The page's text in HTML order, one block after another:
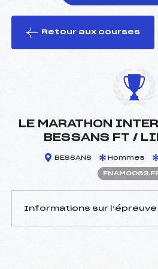
le ski
Retour aux courses
LE MARATHON
BESSANS FT /
BESSANS Hommes
Informations sur l’épreuve